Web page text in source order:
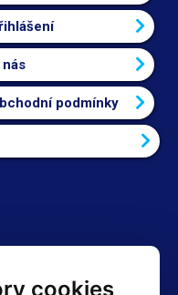
cookies
nás
podmínky